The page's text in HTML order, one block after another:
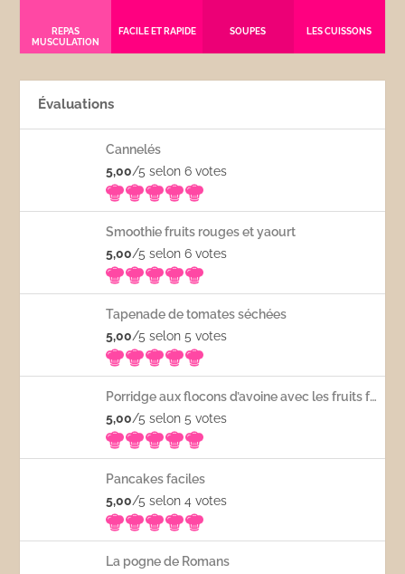
REPAS
MUSCULATION
FACILE ET RAPIDE SOUPES LES CUISSONS
Évaluations
Cannelés
5,00/5 selon 6votes
Smoothie fruits rouges et yaourt
5,00/5 selon 6votes
Tapenade de tomates séchées
5,00/5 selon 5votes
Porridge aux flocons d’avoine avec les fruits frais
5,00/5 selon 5votes
Pancakes faciles
5,00/5 selon 4votes
La pogne de Romans